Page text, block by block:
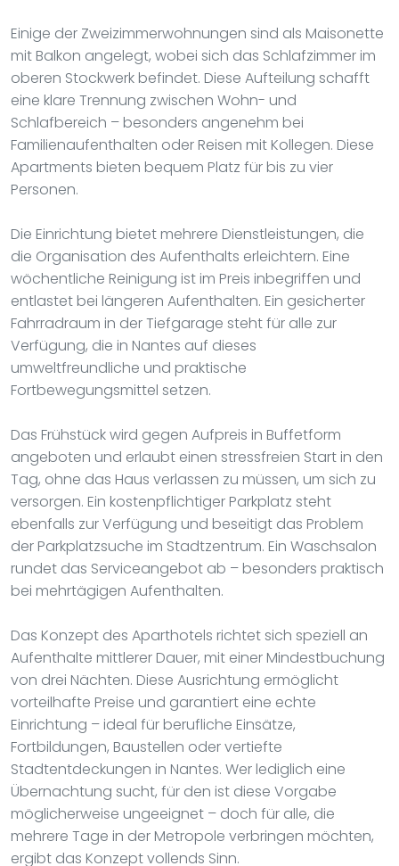
Einige der Zweizimmerwohnungen sind als Maisonette
mit Balkon angelegt, wobei sich das Schlafzimmer im
oberen Stockwerk befindet. Diese Aufteilung schafft
eine klare Trennung zwischen Wohn- und
Schlafbereich – besonders angenehm bei
Familienaufenthalten oder Reisen mit Kollegen. Diese
Apartments bieten bequem Platz für bis zu vier
Personen.
Die Einrichtung bietet mehrere Dienstleistungen, die
die Organisation des Aufenthalts erleichtern. Eine
wöchentliche Reinigung ist im Preis inbegriffen und
entlastet bei längeren Aufenthalten. Ein gesicherter
Fahrradraum in der Tiefgarage steht für alle zur
Verfügung, die in Nantes auf dieses
umweltfreundliche und praktische
Fortbewegungsmittel setzen.
Das Frühstück wird gegen Aufpreis in Buffetform
angeboten und erlaubt einen stressfreien Start in den
Tag, ohne das Haus verlassen zu müssen, um sich zu
versorgen. Ein kostenpflichtiger Parkplatz steht
ebenfalls zur Verfügung und beseitigt das Problem
der Parkplatzsuche im Stadtzentrum. Ein Waschsalon
rundet das Serviceangebot ab – besonders praktisch
bei mehrtägigen Aufenthalten.
Das Konzept des Aparthotels richtet sich speziell an
Aufenthalte mittlerer Dauer, mit einer Mindestbuchung
von drei Nächten. Diese Ausrichtung ermöglicht
vorteilhafte Preise und garantiert eine echte
Einrichtung – ideal für berufliche Einsätze,
Fortbildungen, Baustellen oder vertiefte
Stadtentdeckungen in Nantes. Wer lediglich eine
Übernachtung sucht, für den ist diese Vorgabe
möglicherweise ungeeignet – doch für alle, die
mehrere Tage in der Metropole verbringen möchten,
ergibt das Konzept vollends Sinn.